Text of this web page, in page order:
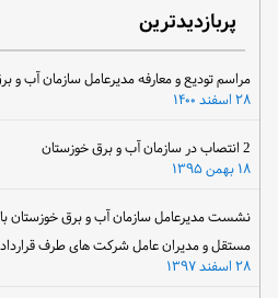
پربازدیدترین
مراسم تودیع و معارفه مدیرعامل سازمان آب و برق
نشست مدیرعامل سازمان آب و برق خوزستان با
مستقل و مدیران عامل شرکت های طرف قرارداد با